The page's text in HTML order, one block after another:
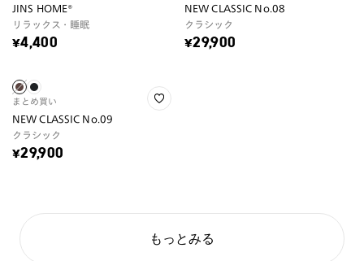
JINS HOME®
リラックス・睡眠
¥4,400
NEW CLASSIC No.08
クラシック
¥29,900
まとめ買い
NEW CLASSIC No.09
クラシック
¥29,900
もっとみる